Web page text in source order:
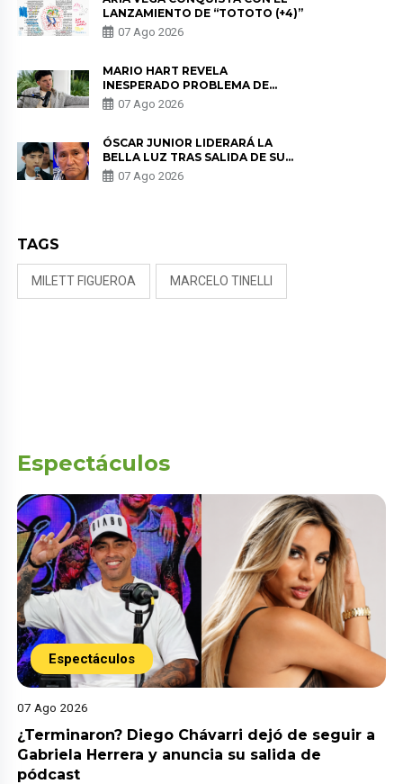
LANZAMIENTO DE “TOTOTO (+4)”
07 Ago 2026
MARIO HART REVELA
INESPERADO PROBLEMA DE
SALUD ANTES DE SEPARARSE DE
KORINA: “ME ENCONTRARON UN
07 Ago 2026
ÓSCAR JUNIOR LIDERARÁ LA
BELLA LUZ TRAS SALIDA DE SU
PADRE POR POLÉMICA CON
NALDY SALDAÑA
07 Ago 2026
TAGS
MILETT FIGUEROA MARCELO TINELLI
Espectáculos
Espectáculos
07 Ago 2026
¿Terminaron? Diego Chávarri dejó de seguir a
Gabriela Herrera y anuncia su salida de
pódcast